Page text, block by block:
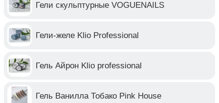
Гели скульптурные VOGUENAILS
Гели-желе Klio Professional
Гель Айрон Klio professional
Гель Ванилла Тобако Pink House